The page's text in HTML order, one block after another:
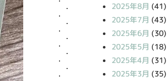
2025年8月 (41)
2025年7月 (43)
2025年6月 (30)
2025年5月 (18)
2025年4月 (31)
2025年3月 (35)